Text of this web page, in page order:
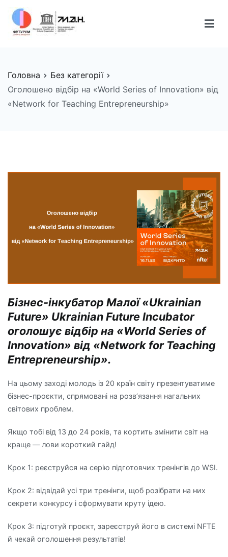
Перейти
вмісту
Головна
Без категорії
Оголошено відбір на «World Series of Innovation» від
«Network for Teaching Entrepreneurship»
Бізнес-інкубатор Малої «Ukrainian
Future» Ukrainian Future Incubator
оголошує відбір на «World Series of
Innovation» від «Network for Teaching
Entrepreneurship».
На цьому заході молодь із 20 країн світу презентуватиме
бізнес-проєкти, спрямовані на розв’язання нагальних
світових проблем.
Якщо тобі від 13 до 24 років, та кортить змінити світ на
краще — лови короткий гайд!
Крок 1: реєструйся на серію підготовчих тренінгів до WSI.
Крок 2: відвідай усі три тренінги, щоб розібрати на них
секрети конкурсу і сформувати круту ідею.
Крок 3: підготуй проєкт, зареєструй його в системі NFTE
й чекай оголошення результатів!